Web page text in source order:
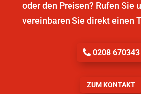
oder den Preisen? Rufen Sie
vereinbaren Sie direkt einen
0208 670343
ZUM KONTAKT